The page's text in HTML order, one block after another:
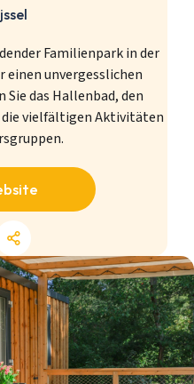
Familienpark in der
einen unvergesslichen
das Hallenbad, den
die vielfältigen Aktivitäten